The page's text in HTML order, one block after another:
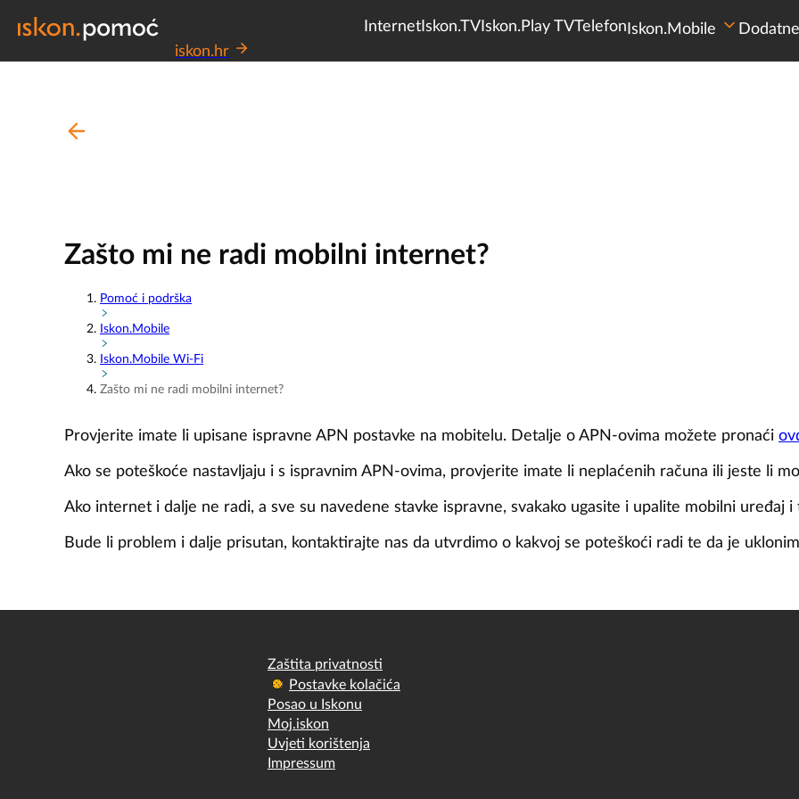
InternetIskon.TVIskon.Play TVTelefon Iskon.Mobile
iskon.hr
Zašto mi ne radi mobilni internet?
Pomoć i podrška
Iskon.Mobile
Iskon.Mobile Wi-Fi
Zašto mi ne radi mobilni internet?
Provjerite imate li upisane ispravne APN postavke na mobitelu. Detalje o APN-ovima možete pronaći
Ako se poteškoće nastavljaju i s ispravnim APN-ovima, provjerite imate li neplaćenih računa ili jeste li
Ako internet i dalje ne radi, a sve su navedene stavke ispravne, svakako ugasite i upalite mobilni uređaj
Bude li problem i dalje prisutan, kontaktirajte nas da utvrdimo o kakvoj se poteškoći radi te da je
Zaštita privatnosti
Postavke kolačića
Posao u Iskonu
Moj.iskon
Uvjeti korištenja
Impressum